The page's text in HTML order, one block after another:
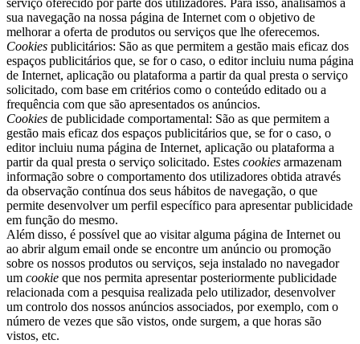
serviço oferecido por parte dos utilizadores. Para isso, analisamos a
sua navegação na nossa página de Internet com o objetivo de
melhorar a oferta de produtos ou serviços que lhe oferecemos.
Cookies publicitários: São as que permitem a gestão mais eficaz dos
espaços publicitários que, se for o caso, o editor incluiu numa página
de Internet, aplicação ou plataforma a partir da qual presta o serviço
solicitado, com base em critérios como o conteúdo editado ou a
frequência com que são apresentados os anúncios.
Cookies de publicidade comportamental: São as que permitem a
gestão mais eficaz dos espaços publicitários que, se for o caso, o
editor incluiu numa página de Internet, aplicação ou plataforma a
partir da qual presta o serviço solicitado. Estes cookies armazenam
informação sobre o comportamento dos utilizadores obtida através
da observação contínua dos seus hábitos de navegação, o que
permite desenvolver um perfil específico para apresentar publicidade
em função do mesmo.
Além disso, é possível que ao visitar alguma página de Internet ou
ao abrir algum email onde se encontre um anúncio ou promoção
sobre os nossos produtos ou serviços, seja instalado no navegador
um cookie que nos permita apresentar posteriormente publicidade
relacionada com a pesquisa realizada pelo utilizador, desenvolver
um controlo dos nossos anúncios associados, por exemplo, com o
número de vezes que são vistos, onde surgem, a que horas são
vistos, etc.